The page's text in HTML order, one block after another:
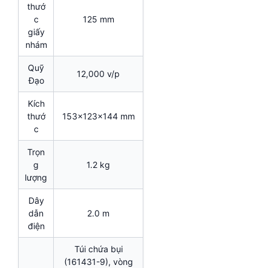
thướ
c
giấy
nhám
125 mm
Quỹ
Đạo
12,000 v/p
Kích
thướ
c
153x123x144 mm
Trọn
g
lượng
1.2 kg
Dây
dẫn
điện
2.0 m
Túi chứa bụi
(161431-9), vòng